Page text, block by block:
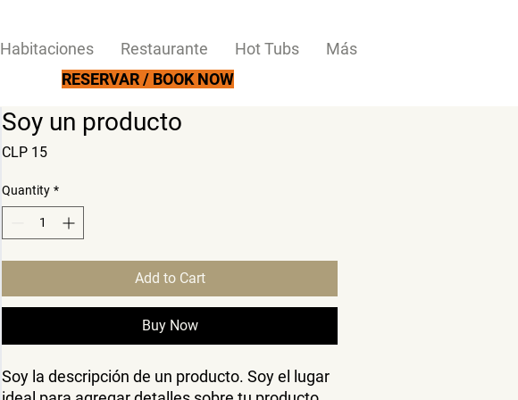
Habitaciones Restaurante Hot Tubs
Más
RESERVAR / BOOK NOW
Soy un producto
CLP 15Price
Quantity *
Add to Cart
Buy Now
Soy la descripción de un producto. Soy el lugar